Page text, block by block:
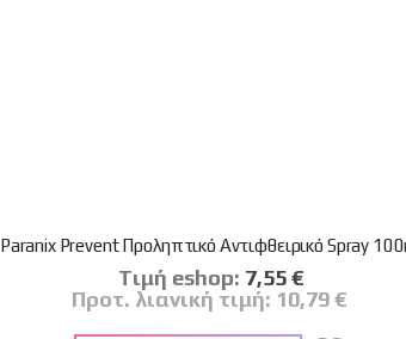
Paranix Prevent Προληπτικό Αντιφθειρικό Spray
Tιμή eshop: Ειδική
Τιμή
7,55 €
Προτ. λιανική τιμή: 10,79 €